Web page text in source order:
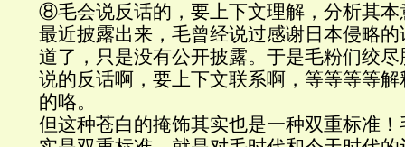
⑧毛会说反话的，要上下文理解，分析其
最近披露出来，毛曾经说过感谢日本侵略
道了，只是没有公开披露。于是毛粉们绞
说的反话啊，要上下文联系啊，等等等等
的咯。
但这种苍白的掩饰其实也是一种双重标准